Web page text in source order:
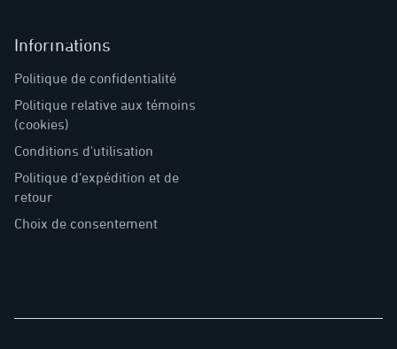
Informations
Politique de confidentialité
Politique relative aux témoins
(cookies)
Conditions d'utilisation
Politique d’expédition et de
retour
Choix de consentement